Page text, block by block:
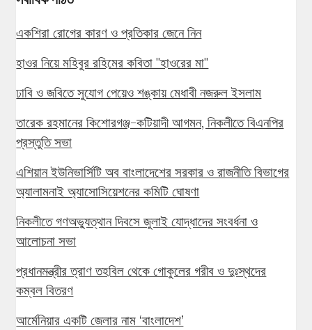
একশিরা রোগের কারণ ও প্রতিকার জেনে নিন
হাওর নিয়ে মহিবুর রহিমের কবিতা "হাওরের মা"
ঢাবি ও জবিতে সুযোগ পেয়েও শঙ্কায় মেধাবী নজরুল ইসলাম
তারেক রহমানের কিশোরগঞ্জ-কটিয়াদী আগমন, নিকলীতে বিএনপির
প্রস্তুতি সভা
এশিয়ান ইউনিভার্সিটি অব বাংলাদেশের সরকার ও রাজনীতি বিভাগের
অ্যালামনাই অ্যাসোসিয়েশনের কমিটি ঘোষণা
নিকলীতে গণঅভ্যুত্থান দিবসে জুলাই যোদ্ধাদের সংবর্ধনা ও
আলোচনা সভা
প্রধানমন্ত্রীর ত্রাণ তহবিল থেকে গোকুলের গরীব ও দুঃস্থদের
কম্বল বিতরণ
আর্মেনিয়ার একটি জেলার নাম ‘বাংলাদেশ’